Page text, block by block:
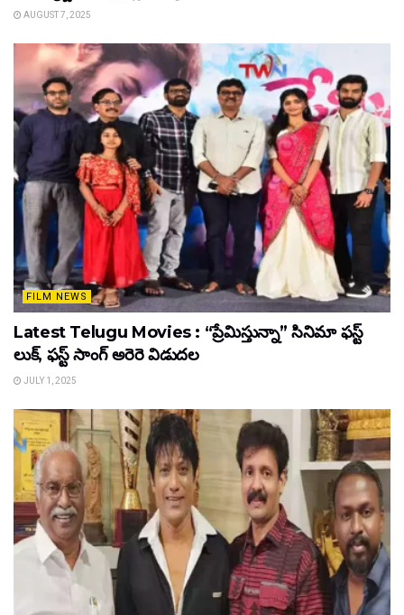
AUGUST 7, 2025
FILM NEWS
Latest Telugu Movies : “ప్రేమిస్తున్నా” సినిమా ఫస్ట్
లుక్, ఫస్ట్ సాంగ్ అరెరె విడుదల
JULY 1, 2025